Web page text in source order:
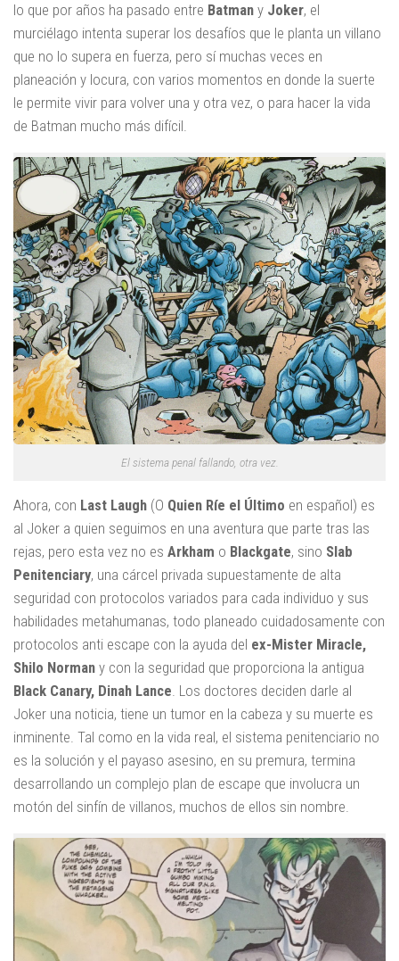
lo que por años ha pasado entre Batman y Joker, el
murciélago intenta superar los desafíos que le planta un villano
que no lo supera en fuerza, pero sí muchas veces en
planeación y locura, con varios momentos en donde la suerte
le permite vivir para volver una y otra vez, o para hacer la vida
de Batman mucho más difícil.
El sistema penal fallando, otra vez.
Ahora, con Last Laugh (O Quien Ríe el Último en español) es
al Joker a quien seguimos en una aventura que parte tras las
rejas, pero esta vez no es Arkham o Blackgate, sino Slab
Penitenciary, una cárcel privada supuestamente de alta
seguridad con protocolos variados para cada individuo y sus
habilidades metahumanas, todo planeado cuidadosamente con
protocolos anti escape con la ayuda del ex-Mister Miracle,
Shilo Norman y con la seguridad que proporciona la antigua
Black Canary, Dinah Lance. Los doctores deciden darle al
Joker una noticia, tiene un tumor en la cabeza y su muerte es
inminente. Tal como en la vida real, el sistema penitenciario no
es la solución y el payaso asesino, en su premura, termina
desarrollando un complejo plan de escape que involucra un
motón del sinfín de villanos, muchos de ellos sin nombre.